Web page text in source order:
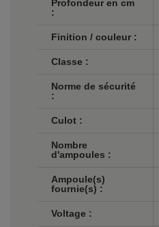
Profondeur en cm
:
Finition / couleur :
Classe :
Norme de sécurité
:
Culot :
Nombre
d'ampoules :
Ampoule(s)
fournie(s) :
Voltage :